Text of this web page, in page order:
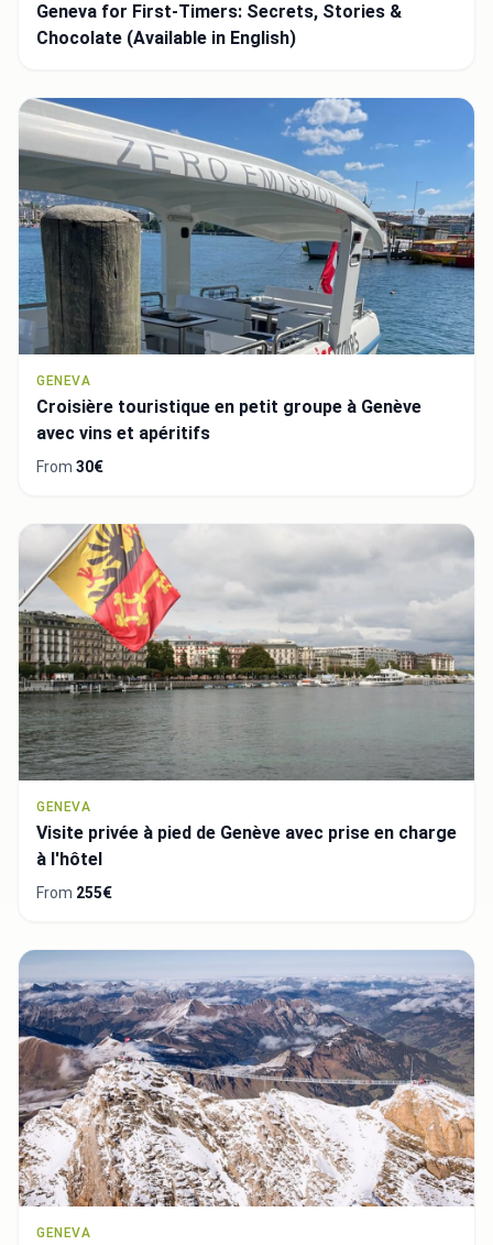
Geneva for First-Timers: Secrets, Stories &
Chocolate (Available in English)
GENEVA
Croisière touristique en petit groupe à Genève
avec vins et apéritifs
From 30€
GENEVA
Visite privée à pied de Genève avec prise en charge
à l'hôtel
From 255€
GENEVA